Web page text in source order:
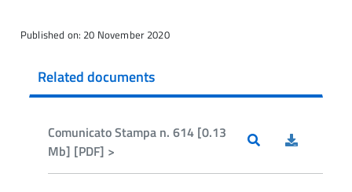
Published on: 20 November 2020
Related documents
Comunicato Stampa n. 614 [0.13
Mb] [PDF] >